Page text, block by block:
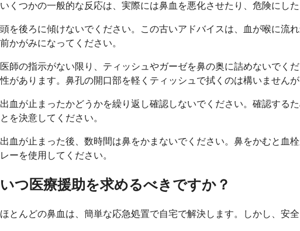
いくつかの一般的な反応は、実際には鼻血を悪化させたり、危険にし
頭を後ろに傾けないでください。この古いアドバイスは、血が喉に流
前かがみになってください。
医師の指示がない限り、ティッシュやガーゼを鼻の奥に詰めないでく
性があります。鼻孔の開口部を軽くティッシュで拭くのは構いません
出血が止まったかどうかを繰り返し確認しないでください。確認する
とを決意してください。
出血が止まった後、数時間は鼻をかまないでください。鼻をかむと血
レーを使用してください。
いつ医療援助を求めるべきですか？
ほとんどの鼻血は、簡単な応急処置で自宅で解決します。しかし、安